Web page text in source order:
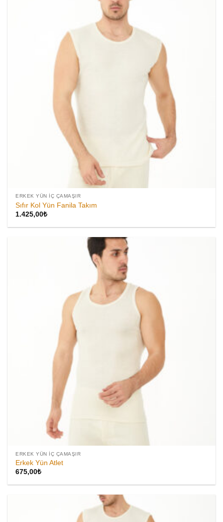
ERKEK YÜN İÇ ÇAMAŞIR
Sıfır Kol Yün Fanila Takım
1.425,00₺
ERKEK YÜN İÇ ÇAMAŞIR
Erkek Yün Atlet
675,00₺